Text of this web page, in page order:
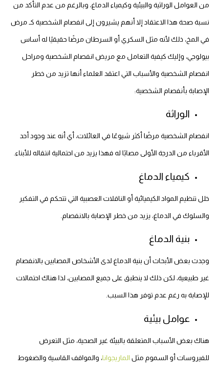
من العوامل الوراثية والبيئية وكيمياء الدماغ، وبالرغم من عدم التأكد من
نسبة صحة هذا الاعتقاد إلا أنهم يشيرون إلى انفصام الشخصية كـ مرض
في المخ، ذلك لأنه مثل السكري أو السرطان مرضًا حقيقيًا له أساس
بيولوجي، وإليك كيفية التعامل مع مريض انفصام الشخصية ومراحل
انفصام الشخصية والأسباب التي اعتقد العلماء أنها تزيد من خطر
الإصابة بأنفصام الشخصية:
الوراثة
انفصام الشخصية مرضًا أكثر شيوعًا في العائلات، أي أنه عند وجود أحد
الأقرباء من الدرجة الأولى مصابًا له فهذا يزيد من احتمالية انتقاله للأبناء.
كيمياء الدماغ
خلل تنظيم المواد الكيميائية أو الناقلات العصبية التي تتحكم في التفكير
والسلوك في الدماغ، يزيد من خطر الإصابة بالانفصام.
بنية الدماغ
وجدث بعض الأبحاث أن بنية الدماغ لدى الأشخاص المصابين بالانفصام
غير طبيعية، لكن ذلك لا ينطبق على جميع المصابين، لذا هناك احتمالات
للإصابة به رغم عدم توفر هذا السبب.
عوامل بيئية
هناك بعض الأسباب المتعلقة بالبيئة غير الصحية، مثل التعرض
للفيروسات أو السموم مثل الماريجوانا، والمواقف القاسية والضغوط